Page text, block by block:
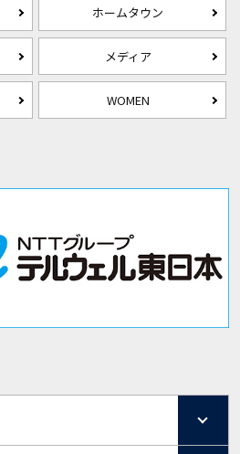
ホームタウン
メディア
WOMEN